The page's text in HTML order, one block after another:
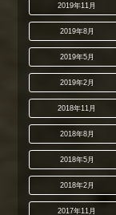
2019年11月
2019年8月
2019年5月
2019年2月
2018年11月
2018年8月
2018年5月
2018年2月
2017年11月